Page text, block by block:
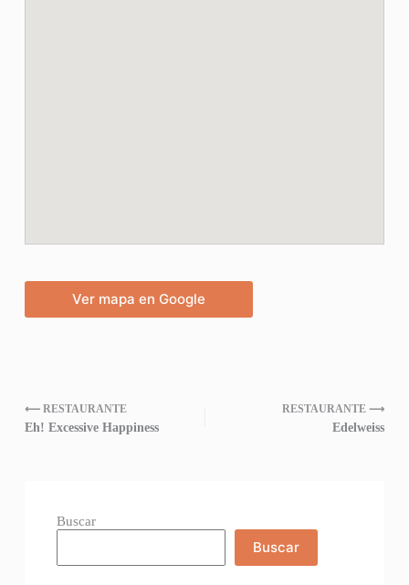
Ver mapa en Google
⟵ RESTAURANTE
Eh! Excessive Happiness
RESTAURANTE ⟶
Edelweiss
Buscar
Buscar